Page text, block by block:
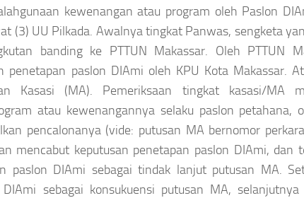
kewenangan atau program oleh Paslon
(3) UU Pilkada. Awalnya tingkat Panwas, sengketa
banding ke PTTUN Makassar. Oleh PTTUN
penetapan paslon DIAmi oleh KPU Kota Makassar.
Kasasi (MA). Pemeriksaan tingkat kasasi/MA
atau kewenangannya selaku paslon petahana,
pencalonanya (vide: putusan MA bernomor
mencabut keputusan penetapan paslon DIAmi, dan
paslon DIAmi sebagai tindak lanjut putusan MA.
sebagai konsukuensi putusan MA,